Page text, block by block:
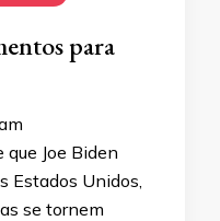
para
Joe Biden
Estados Unidos,
se tornem